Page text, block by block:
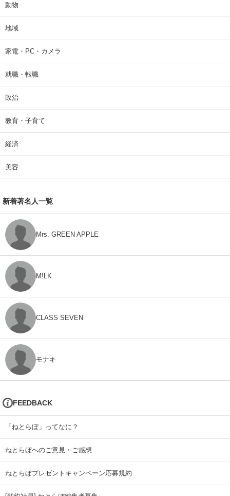
動物
地域
家電・PC・カメラ
就職・転職
政治
教育・子育て
経済
美容
新着著名人一覧
Mrs. GREEN APPLE
M!LK
CLASS SEVEN
モナキ
FEEDBACK
「ねとらぼ」ってなに？
ねとらぼへのご意見・ご感想
ねとらぼプレゼントキャンペーン応募規約